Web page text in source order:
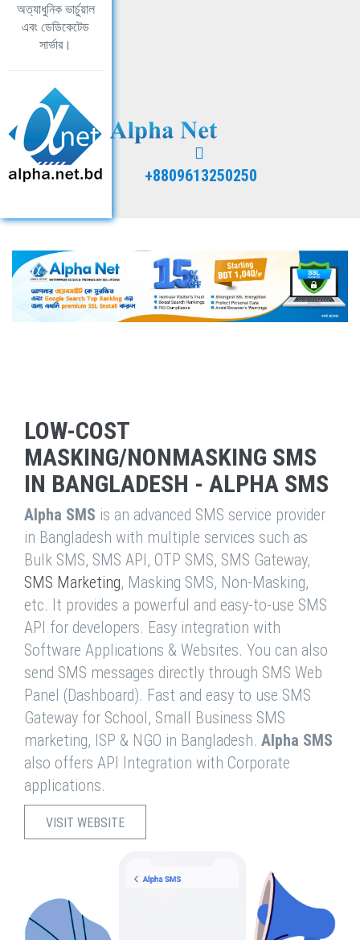
অত্যাধুনিক ভার্চুয়াল
এবং ডেডিকেটেড
সার্ভার।
+8809613250250
LOW-COST
MASKING/NONMASKING SMS
IN BANGLADESH - ALPHA SMS
Alpha SMS is an advanced SMS service provider
in Bangladesh with multiple services such as
Bulk SMS, SMS API, OTP SMS, SMS Gateway,
SMS Marketing, Masking SMS, Non-Masking,
etc. It provides a powerful and easy-to-use SMS
API for developers. Easy integration with
Software Applications & Websites. You can also
send SMS messages directly through SMS Web
Panel (Dashboard). Fast and easy to use SMS
Gateway for School, Small Business SMS
marketing, ISP & NGO in Bangladesh. Alpha SMS
also offers API Integration with Corporate
applications.
VISIT WEBSITE